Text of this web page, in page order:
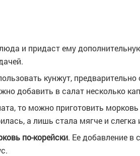
и придаст ему
кунжут, предварительно
добавить в салат несколько
то можно приготовить
а лишь стала мягче и слегка
по-корейски. Ее добавление в